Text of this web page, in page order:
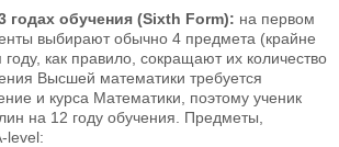
годах обучения (Sixth Form): на первом
выбирают обычно 4 предмета (крайне
как правило, сокращают их количество
Высшей математики требуется
и курса Математики, поэтому ученик
на 12 году обучения. Предметы,
level: